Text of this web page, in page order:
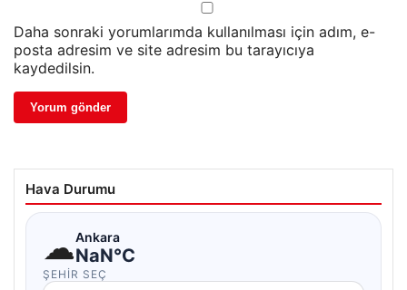
Daha sonraki yorumlarımda kullanılması için adım, e-
posta adresim ve site adresim bu tarayıcıya
kaydedilsin.
Hava Durumu
☁Ankara
NaN°C
ŞEHIR SEÇ